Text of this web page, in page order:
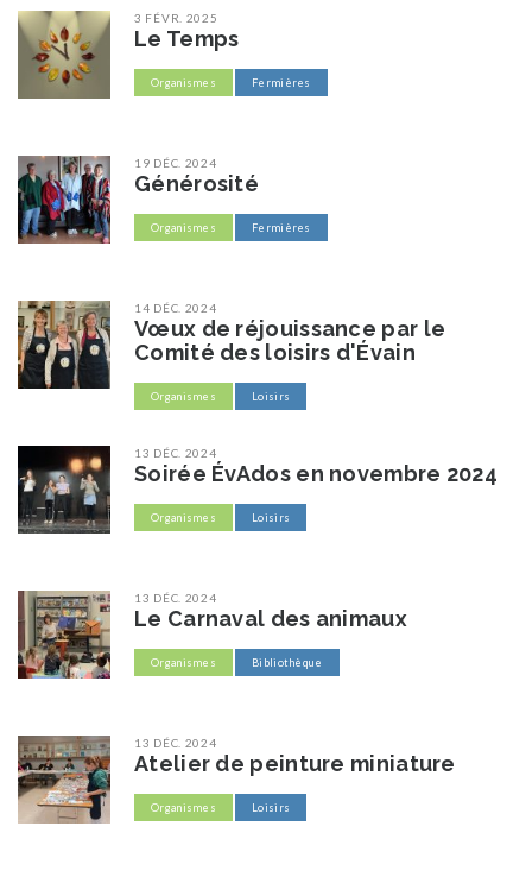
3 FÉVR. 2025
Le Temps
Organismes Fermières
19 DÉC. 2024
Générosité
Organismes Fermières
14 DÉC. 2024
Vœux de réjouissance par le
Comité des loisirs d'Évain
Organismes Loisirs
13 DÉC. 2024
Soirée ÉvAdos en novembre 2024
Organismes Loisirs
13 DÉC. 2024
Le Carnaval des animaux
Organismes Bibliothèque
13 DÉC. 2024
Atelier de peinture miniature
Organismes Loisirs